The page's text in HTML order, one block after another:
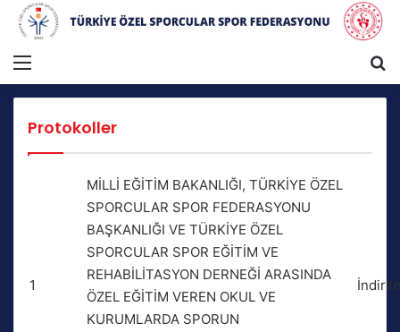
Protokoller
1
MİLLİ EĞİTİM BAKANLIĞI, TÜRKİYE ÖZEL
SPORCULAR SPOR FEDERASYONU
BAŞKANLIĞI VE TÜRKİYE ÖZEL
SPORCULAR SPOR EĞİTİM VE
REHABİLİTASYON DERNEĞİ ARASINDA
ÖZEL EĞİTİM VEREN OKUL VE
KURUMLARDA SPORUN